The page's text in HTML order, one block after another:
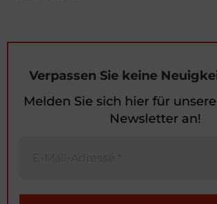
Verpassen Sie keine
Melden Sie sich hier für
Newsletter an!